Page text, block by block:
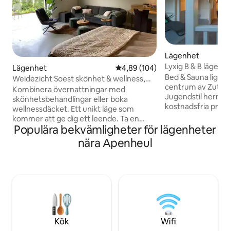
Lägenhet 4,89 av 5 i genomsnittligt
4,89 (104)
Weidezicht Soest skönhet & wellness,
lugn & natur
Kombinera övernattningar med
skönhetsbehandlingar eller boka
wellnessdäcket. Ett unikt läge som
kommer att ge dig ett leende. Ta en
promenad genom polaren så kommer
du att se hästar, kor, får och Eem. Du kan
njuta här varje dag. Med alla lyxer. Soest
trädgård /Convertible. Centralt beläget i
Nederländerna, 20 minuter från
Amersfoort och 35 minuter från
Utrecht/A'dam
Lägenhet
Lyxig B & B
och jacuzzi
Bed & Sauna
centrum av
Jugendstil
kostnadsfria
underbar jacuzzi. B & B är för 2 personer
och erbjuder
användning av
100% integritet!
Populära bekvämligheter för lägenheter
nära Apenheul
Kök Wifi